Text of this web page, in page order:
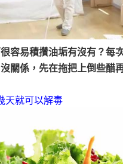
容易積攢油垢有沒有？每
關係，先在拖把上倒些醋
天就可以解毒